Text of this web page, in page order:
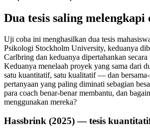
Dua tesis saling
Uji coba ini menghasilkan dua tesis
Psikologi Stockholm University, keduanya
Carlbring dan keduanya dipertahankan
Keduanya menelaah proyek yang sama dari
satu kuantitatif, satu kualitatif — dan
pertanyaan yang paling diminati sebagian
para coach benar-benar membantu, dan
menggunakan mereka?
Hassbrink (2025) — tesis